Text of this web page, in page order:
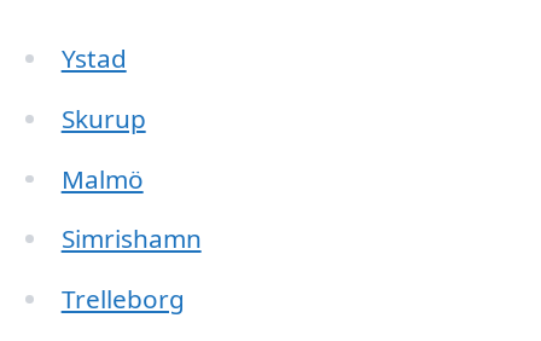
Ystad
Skurup
Malmö
Simrishamn
Trelleborg